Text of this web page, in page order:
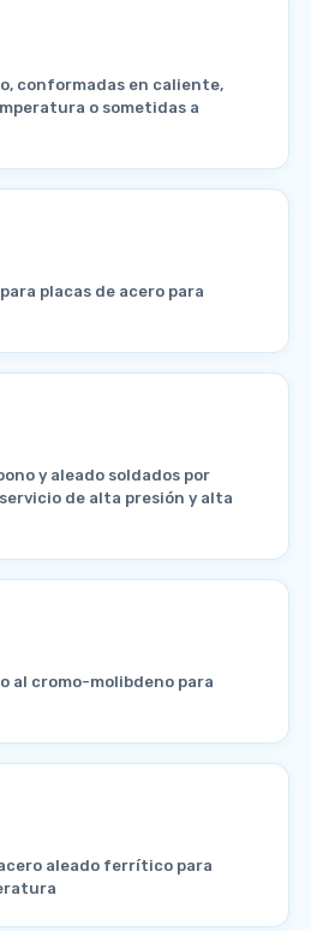
conformadas en caliente,
o sometidas a
placas de acero para
y aleado soldados por
de alta presión y alta
al cromo-molibdeno para
aleado ferrítico para